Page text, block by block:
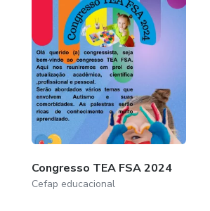
Congresso TEA FSA 2024
Cefap educacional